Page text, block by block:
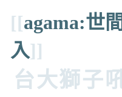
[[agama:世
入]]
台大獅子